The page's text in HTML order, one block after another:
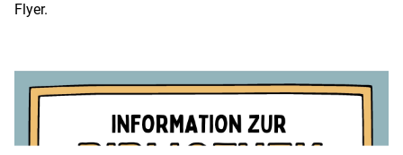
Flyer.